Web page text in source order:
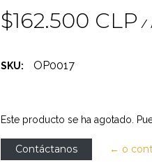
$162.500 CLP /
SKU: OP0017
Este producto se ha agotado.
Contáctanos ← o